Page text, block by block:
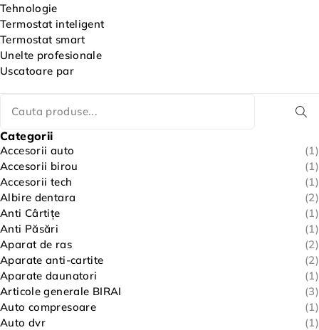
Tehnologie
Termostat inteligent
Termostat smart
Unelte profesionale
Uscatoare par
Categorii
Accesorii auto
(1)
Accesorii birou
(1)
Accesorii tech
(1)
Albire dentara
(2)
Anti Cârtițe
(1)
Anti Păsări
(1)
Aparat de ras
(2)
Aparate anti-cartite
(2)
Aparate daunatori
(1)
Articole generale BIRAI
(3)
Auto compresoare
(1)
Auto dvr
(1)